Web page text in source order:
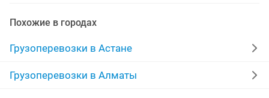
длинномер мебельщик
вывоз строительного мусора
Похожие в городах
Грузоперевозки в Астане
Грузоперевозки в Алматы